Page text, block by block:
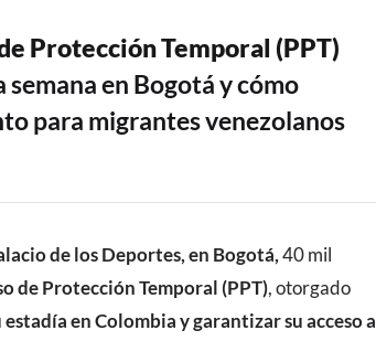
Protección Temporal (PPT)
en Bogotá y cómo
para migrantes venezolanos
de los Deportes, en Bogotá,40 mil
de Protección Temporal (PPT), otorgado
en Colombia y garantizar su acceso a